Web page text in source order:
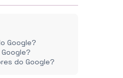
Google?
do Google?